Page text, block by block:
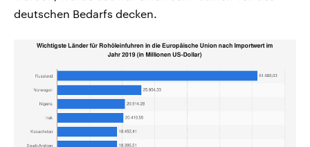
deutschen Bedarfs decken.